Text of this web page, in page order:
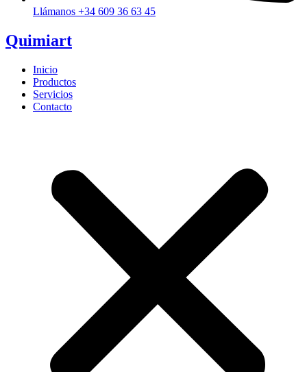
Llámanos +34 609 36 63 45
Quimiart
Inicio
Productos
Servicios
Contacto